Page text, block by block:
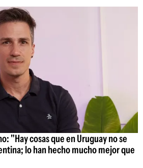
"Hay cosas que en Uruguay no se
lo han hecho mucho mejor que